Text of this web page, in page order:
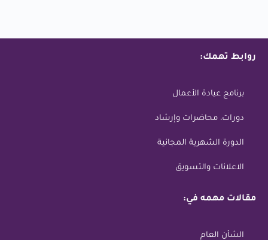
روابط تهمك:
برنامج عيادة الأعمال
دورات، محاضرات وإرشاد
الدورة الشهرية المجانية
الاعلانات والتسويق
مقالات مهمه في:
الشأن العام